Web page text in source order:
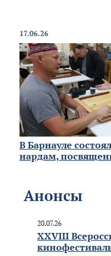
17.06.26
В Барнауле
нардам,
Анонсы
20.07.26
XXVIII